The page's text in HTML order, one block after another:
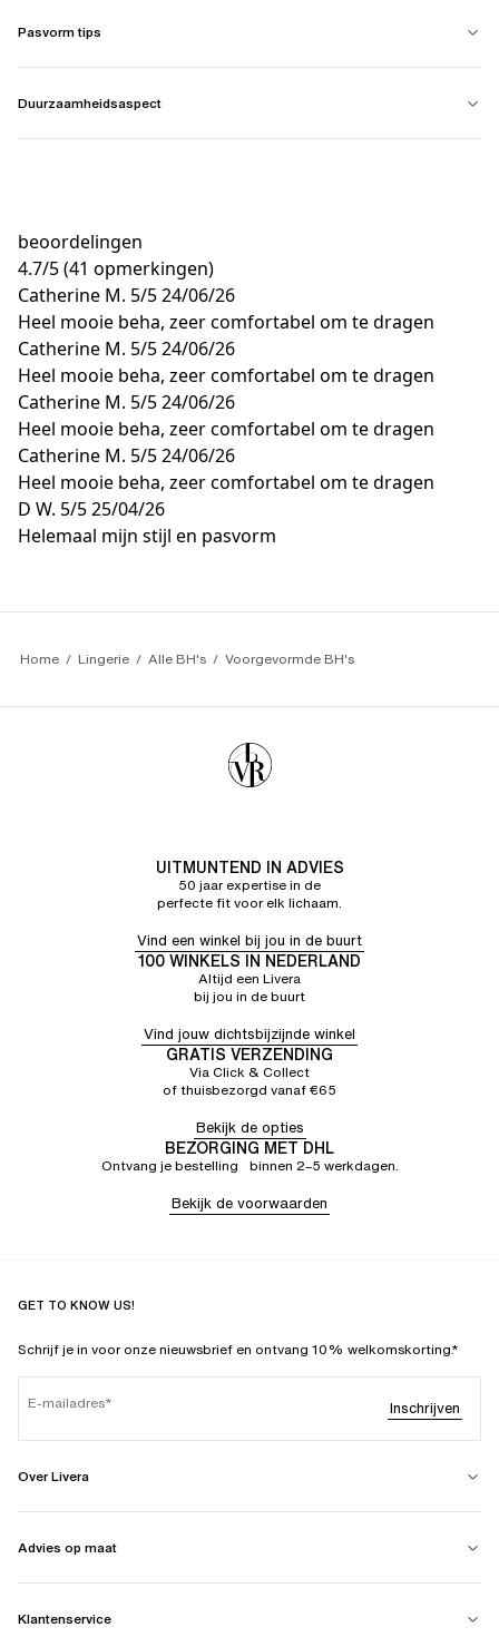
Pasvorm tips
Duurzaamheidsaspect
beoordelingen
4.7/5(41 opmerkingen)
Catherine M. 5/524/06/26
Heel mooie beha, zeer comfortabel om te dragen
Catherine M. 5/524/06/26
Heel mooie beha, zeer comfortabel om te dragen
Catherine M. 5/524/06/26
Heel mooie beha, zeer comfortabel om te dragen
Catherine M. 5/524/06/26
Heel mooie beha, zeer comfortabel om te dragen
D W. 5/525/04/26
Helemaal mijn stijl en pasvorm
Home Lingerie Alle BH's Voorgevormde BH's
UITMUNTEND IN ADVIES
50 jaar expertise in de
perfecte fit voor elk lichaam.
Vind een winkel bij jou in de buurt
100 WINKELS IN NEDERLAND
Altijd een Livera
bij jou in de buurt
Vind jouw dichtsbijzijnde winkel
GRATIS VERZENDING
Via Click & Collect
of thuisbezorgd vanaf €65
Bekijk de opties
BEZORGING MET DHL
Ontvang je bestelling binnen 2–5 werkdagen.
Bekijk de voorwaarden
GET TO KNOW US!
Schrijf je in voor onze nieuwsbrief en ontvang 10% welkomskorting.*
E-mailadres Inschrijven
Over Livera
Advies op maat
Klantenservice